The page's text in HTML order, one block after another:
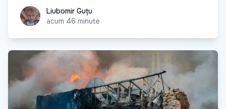
Liubomir Guțu
Liubomir Guțu
acum 46 minute